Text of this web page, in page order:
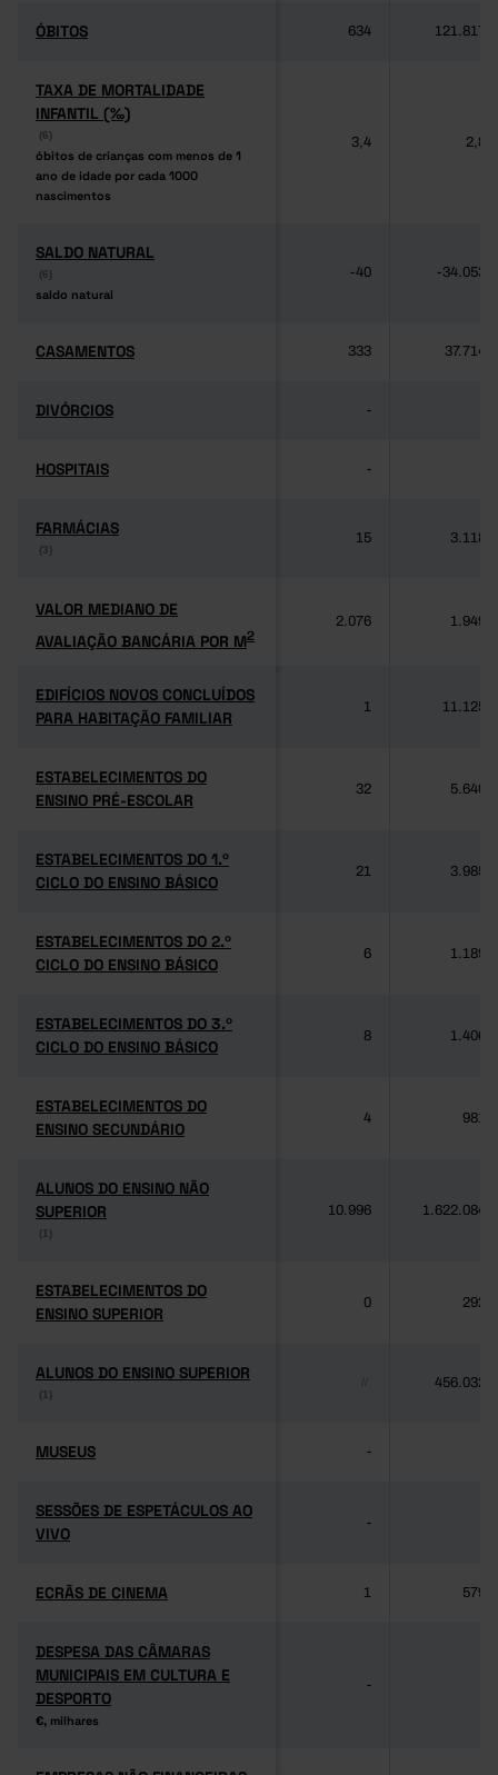
ÓBITOS
ÓBITOS 634 121.817
TAXA DE MORTALIDADE
INFANTIL (‰)
(6)
óbitos de crianças com menos de 1
ano de idade por cada 1000
nascimentos
TAXA DE MORTALIDADE
INFANTIL (‰)
(6)
óbitos de crianças com menos de 1
ano de idade por cada 1000
nascimentos
3,4 2,8
SALDO NATURAL
(6)
saldo natural
SALDO NATURAL
(6)
saldo natural
-40 -34.053
CASAMENTOS
CASAMENTOS 333 37.714
DIVÓRCIOS
DIVÓRCIOS -
HOSPITAIS
HOSPITAIS -
FARMÁCIAS
(3)
FARMÁCIAS
(3)
15 3.118
VALOR MEDIANO DE
AVALIAÇÃO BANCÁRIA POR M2
VALOR MEDIANO DE
AVALIAÇÃO BANCÁRIA POR M2
2.076 1.949
EDIFÍCIOS NOVOS CONCLUÍDOS
PARA HABITAÇÃO FAMILIAR
EDIFÍCIOS NOVOS CONCLUÍDOS
PARA HABITAÇÃO FAMILIAR
1 11.125
ESTABELECIMENTOS DO
ENSINO PRÉ-ESCOLAR
ESTABELECIMENTOS DO
ENSINO PRÉ-ESCOLAR
32 5.640
ESTABELECIMENTOS DO 1.º
CICLO DO ENSINO BÁSICO
ESTABELECIMENTOS DO 1.º
CICLO DO ENSINO BÁSICO
21 3.985
ESTABELECIMENTOS DO 2.º
CICLO DO ENSINO BÁSICO
ESTABELECIMENTOS DO 2.º
CICLO DO ENSINO BÁSICO
6 1.189
ESTABELECIMENTOS DO 3.º
CICLO DO ENSINO BÁSICO
ESTABELECIMENTOS DO 3.º
CICLO DO ENSINO BÁSICO
8 1.406
ESTABELECIMENTOS DO
ENSINO SECUNDÁRIO
ESTABELECIMENTOS DO
ENSINO SECUNDÁRIO
4 981
ALUNOS DO ENSINO NÃO
SUPERIOR
(1)
ALUNOS DO ENSINO NÃO
SUPERIOR
(1)
10.996 1.622.084
ESTABELECIMENTOS DO
ENSINO SUPERIOR
ESTABELECIMENTOS DO
ENSINO SUPERIOR
0 292
ALUNOS DO ENSINO SUPERIOR
(1)
ALUNOS DO ENSINO SUPERIOR
(1)
456.032
MUSEUS
MUSEUS -
SESSÕES DE ESPETÁCULOS AO
VIVO
SESSÕES DE ESPETÁCULOS AO
VIVO
-
ECRÃS DE CINEMA
ECRÃS DE CINEMA 1 579
DESPESA DAS CÂMARAS
MUNICIPAIS EM CULTURA E
DESPORTO
€, milhares
DESPESA DAS CÂMARAS
MUNICIPAIS EM CULTURA E
DESPORTO
€, milhares
-